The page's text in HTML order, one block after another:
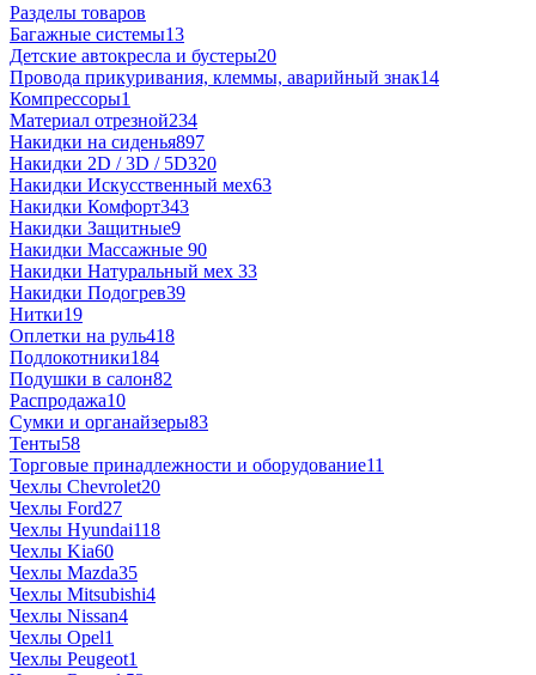
Разделы товаров
Багажные системы13
Детские автокресла и бустеры20
Провода прикуривания, клеммы, аварийный знак14
Компрессоры1
Материал отрезной234
Накидки на сиденья897
Накидки 2D / 3D / 5D320
Накидки Искусственный мех63
Накидки Комфорт343
Накидки Защитные9
Накидки Массажные 90
Накидки Натуральный мех 33
Накидки Подогрев39
Нитки19
Оплетки на руль418
Подлокотники184
Подушки в салон82
Распродажа10
Сумки и органайзеры83
Тенты58
Торговые принадлежности и оборудование11
Чехлы Chevrolet20
Чехлы Ford27
Чехлы Hyundai118
Чехлы Kia60
Чехлы Mazda35
Чехлы Mitsubishi4
Чехлы Nissan4
Чехлы Opel1
Чехлы Peugeot1